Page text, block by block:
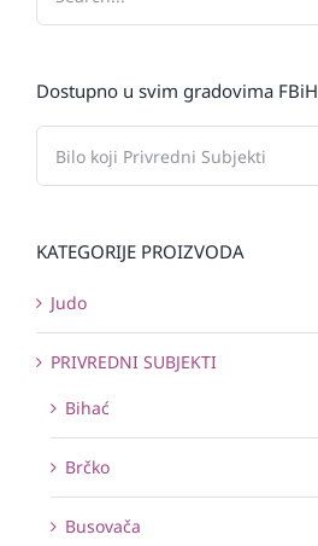
Dostupno u svim gradovima FBiH
KATEGORIJE PROIZVODA
Judo
PRIVREDNI SUBJEKTI
Bihać
Brčko
Busovača